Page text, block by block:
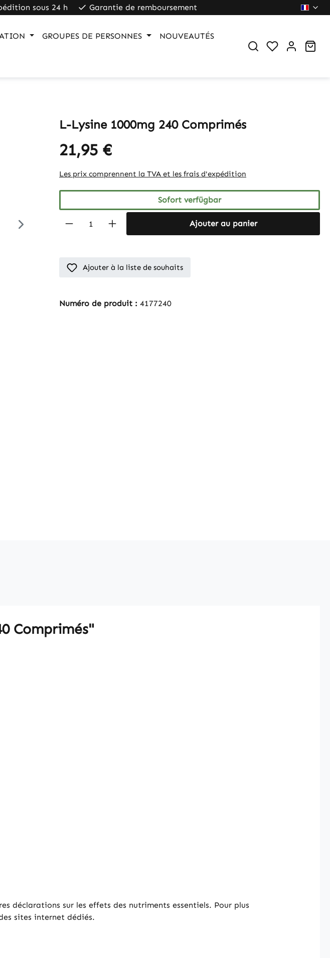
sous 24 h Garantie de remboursement
GROUPES DE PERSONNES NOUVEAUTÉS
L-Lysine 1000mg 240 Comprimés
21,95 €
Les prix comprennent la TVA et les frais d'expédition
Sofort verfügbar
Produkt Anzahl: Gib den gewünschten Wert
Ajouter au panier
Ajouter à la liste de souhaits
Numéro de produit : 4177240
Comprimés"
déclarations sur les effets des nutriments essentiels. Pour plus
sites internet dédiés.